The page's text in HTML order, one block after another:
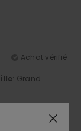
Achat vérifié
: Grand